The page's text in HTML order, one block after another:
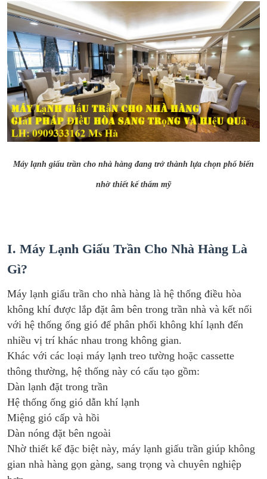
Máy lạnh giấu trần cho nhà hàng đang trở thành lựa chọn phổ biến
nhờ thiết kế thẩm mỹ
I. Máy Lạnh Giấu Trần Cho Nhà Hàng Là
Gì?
Máy lạnh giấu trần cho nhà hàng là hệ thống điều hòa
không khí được lắp đặt âm bên trong trần nhà và kết nối
với hệ thống ống gió để phân phối không khí lạnh đến
nhiều vị trí khác nhau trong không gian.
Khác với các loại máy lạnh treo tường hoặc cassette
thông thường, hệ thống này có cấu tạo gồm:
Dàn lạnh đặt trong trần
Hệ thống ống gió dẫn khí lạnh
Miệng gió cấp và hồi
Dàn nóng đặt bên ngoài
Nhờ thiết kế đặc biệt này, máy lạnh giấu trần giúp không
gian nhà hàng gọn gàng, sang trọng và chuyên nghiệp